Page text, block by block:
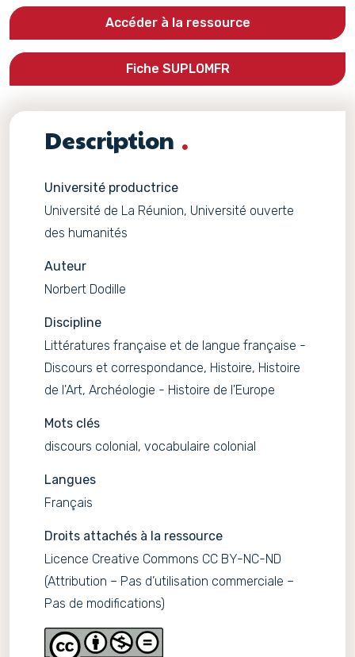
Accéder à la ressource
Fiche SUPLOMFR
Description
Université productrice
Université de La Réunion, Université ouverte
des humanités
Auteur
Norbert Dodille
Discipline
Littératures française et de langue française -
Discours et correspondance, Histoire, Histoire
de l'Art, Archéologie - Histoire de l'Europe
Mots clés
discours colonial, vocabulaire colonial
Langues
Français
Droits attachés à la ressource
Licence Creative Commons CC BY-NC-ND
(Attribution – Pas d’utilisation commerciale –
Pas de modifications)